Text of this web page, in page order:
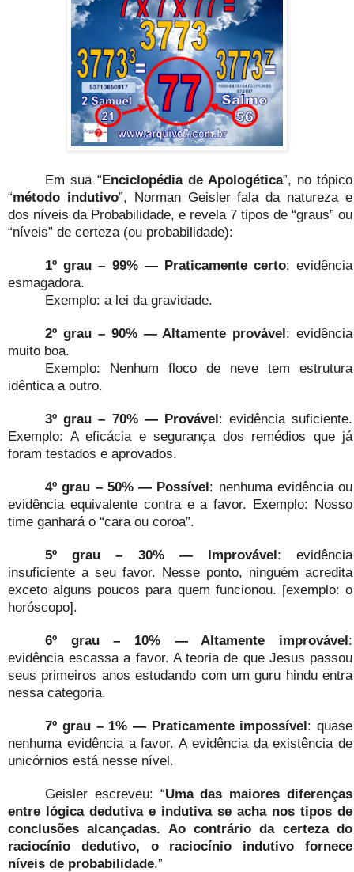
Em sua “Enciclopédia de Apologética”, no tópico
“método indutivo”, Norman Geisler fala da natureza e
dos níveis da Probabilidade, e revela 7 tipos de “graus” ou
“níveis” de certeza (ou probabilidade):
1º grau – 99% — Praticamente certo: evidência
esmagadora.
Exemplo: a lei da gravidade.
2º grau – 90% — Altamente provável: evidência
muito boa.
Exemplo: Nenhum floco de neve tem estrutura
idêntica a outro.
3º grau – 70% — Provável: evidência suficiente.
Exemplo: A eficácia e segurança dos remédios que já
foram testados e aprovados.
4º grau – 50% — Possível: nenhuma evidência ou
evidência equivalente contra e a favor. Exemplo: Nosso
time ganhará o “cara ou coroa”.
5º grau – 30% — Improvável: evidência
insuficiente a seu favor. Nesse ponto, ninguém acredita
exceto alguns poucos para quem funcionou. [exemplo: o
horóscopo].
6º grau – 10% — Altamente improvável:
evidência escassa a favor. A teoria de que Jesus passou
seus primeiros anos estudando com um guru hindu entra
nessa categoria.
7º grau – 1% — Praticamente impossível: quase
nenhuma evidência a favor. A evidência da existência de
unicórnios está nesse nível.
Geisler escreveu: “Uma das maiores diferenças
entre lógica dedutiva e indutiva se acha nos tipos de
conclusões alcançadas. Ao contrário da certeza do
raciocínio dedutivo, o raciocínio indutivo fornece
níveis de probabilidade.”